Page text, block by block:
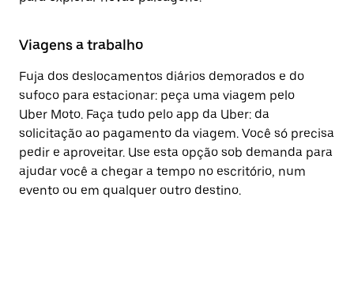
Viagens a trabalho
Fuja dos deslocamentos diários demorados e do
sufoco para estacionar: peça uma viagem pelo
Uber Moto. Faça tudo pelo app da Uber: da
solicitação ao pagamento da viagem. Você só precisa
pedir e aproveitar. Use esta opção sob demanda para
ajudar você a chegar a tempo no escritório, num
evento ou em qualquer outro destino.